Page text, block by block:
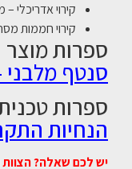
קירוי אדריכלי
קירוי חממות
ספרות מוצר
סנטף
ספרות
הנחיות
יש לכם שאלה?